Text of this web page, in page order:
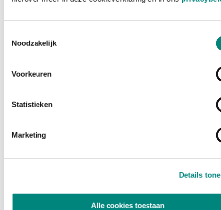
Noodzakelijk
Voorkeuren
Statistieken
Marketing
Details
Alle cookies toestaan